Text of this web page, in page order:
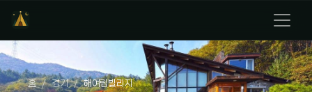
홈 경기 해여림빌리지